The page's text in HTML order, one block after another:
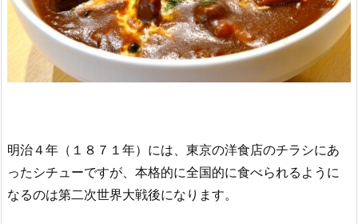
明治４年（１８７１年）には、東京の洋食店のチラシにあ
ったシチューですが、本格的に全国的に食べられるように
なるのは第二次世界大戦後になります。